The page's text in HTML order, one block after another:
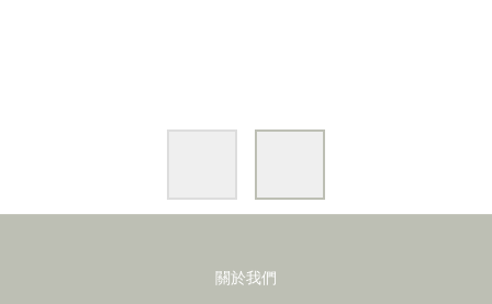
關於我們